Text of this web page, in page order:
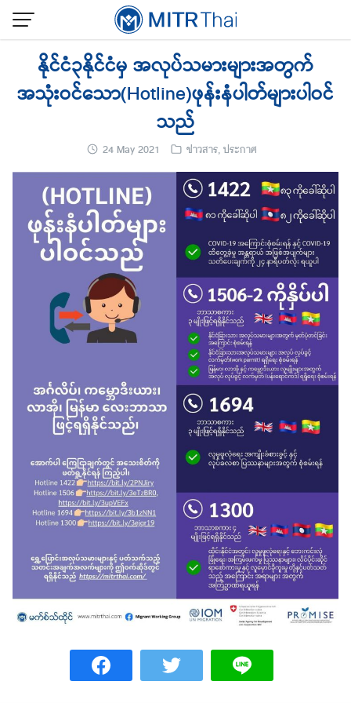
Skip
for:
နိုင်ငံ၃နိုင်ငံမှ အလုပ်သမားများအတွက်
အသုံးဝင်သော(Hotline)ဖုန်းနံပါတ်များပါဝင်
သည်
24 May 2021 ข่าวสาร,ประกาศ